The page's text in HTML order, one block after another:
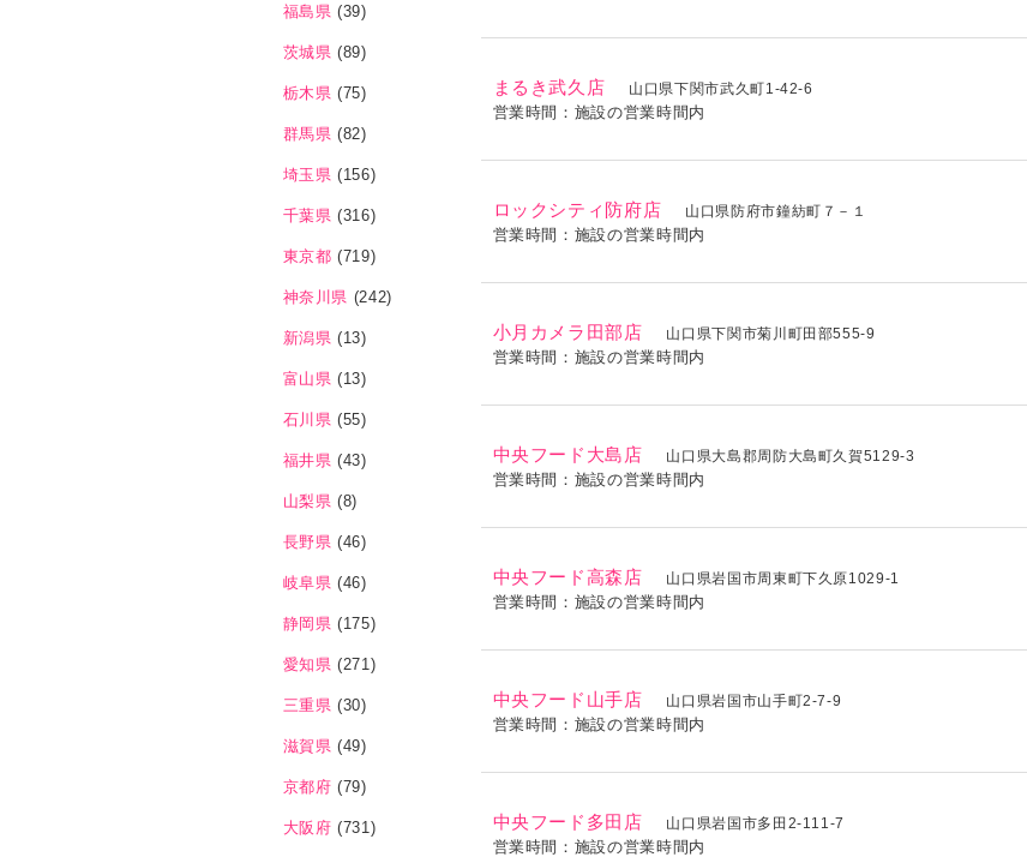
まるき武久店 山口県下関市武久町1-42-6
営業時間：施設の営業時間内
ロックシティ防府店 山口県防府市鐘紡町７－１
営業時間：施設の営業時間内
小月カメラ田部店 山口県下関市菊川町田部555-9
営業時間：施設の営業時間内
中央フード大島店 山口県大島郡周防大島町久賀5129-3
営業時間：施設の営業時間内
中央フード高森店 山口県岩国市周東町下久原1029-1
営業時間：施設の営業時間内
中央フード山手店 山口県岩国市山手町2-7-9
営業時間：施設の営業時間内
中央フード多田店 山口県岩国市多田2-111-7
営業時間：施設の営業時間内
福島県 (39)
茨城県 (89)
栃木県 (75)
群馬県 (82)
埼玉県 (156)
千葉県 (316)
東京都 (719)
神奈川県 (242)
新潟県 (13)
富山県 (13)
石川県 (55)
福井県 (43)
山梨県 (8)
長野県 (46)
岐阜県 (46)
静岡県 (175)
愛知県 (271)
三重県 (30)
滋賀県 (49)
京都府 (79)
大阪府 (731)